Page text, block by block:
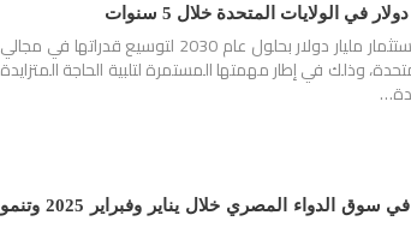
في الولايات المتحدة خلال 5 سنوات
أعلنت شركة الحكمة للأدوية عن عزمها استثمار مليار دولار بحلول عام 2030 لتوسيع قدراتها في مجالي
وذلك في إطار مهمتها المستمرة لتلبية الحاجة المتزايدة
مبيعات «الحكمة» تتجاوز مليار جنيه في سوق الدواء المصري خلال يناير وفبراير 2025 وتنمو